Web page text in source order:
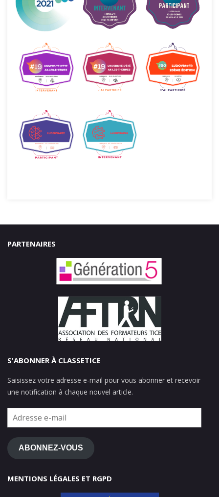
PARTENAIRES
S'ABONNER À CLASSETICE
Saisissez votre adresse e-mail pour vous abonner et recevoir
une notification à chaque nouvel article.
Adresse
mail
ABONNEZ-VOUS
MENTIONS LÉGALES ET RGPD